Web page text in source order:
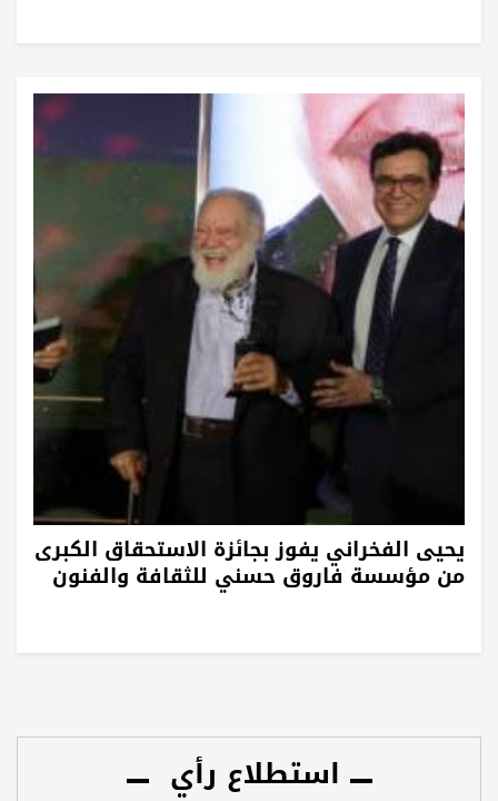
يحيى الفخراني يفوز بجائزة الاستحقاق الكبرى
من مؤسسة فاروق حسني للثقافة والفنون
استطلاع رأي